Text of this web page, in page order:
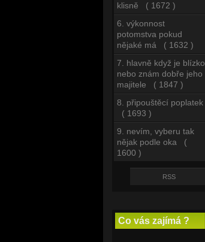
klisně ( 1672 )
6. výkonnost
potomstva pokud
nějaké má ( 1632 )
7. hlavně když je blízko
nebo znám dobře jeho
majitele ( 1847 )
8. připouštěcí poplatek
( 1693 )
9. nevím, vyberu tak
nějak podle oka (
1600 )
RSS
Co vás zajímá ?